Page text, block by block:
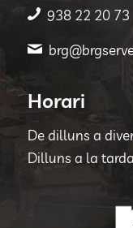
938 22 20 73
Horari
De dilluns a
Dilluns a la